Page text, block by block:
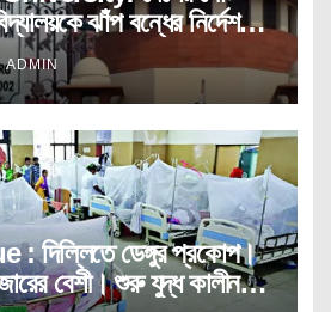
ঝাঁপ বন্ধের নির্দেশ
ADMIN
দিল্লিতে ডেঙ্গুর প্রকোপ।
বেশী। শুরু যুদ্ধ কালীন